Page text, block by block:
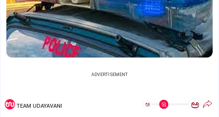
ADVERTISEMENT
TEAM UDAYAVANI ಅ ಅ